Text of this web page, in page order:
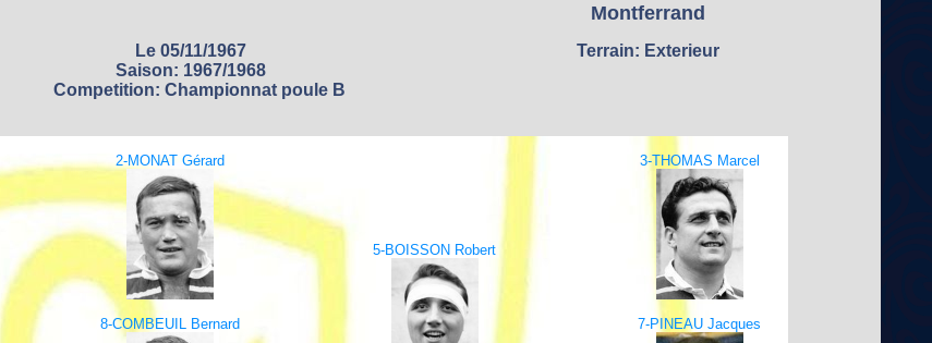
Montferrand
Le 05/11/1967
Terrain: Exterieur
Saison: 1967/1968
Competition: Championnat poule B
2-MONAT Gérard 3-THOMAS Marcel
5-BOISSON Robert
8-COMBEUIL Bernard 7-PINEAU Jacques